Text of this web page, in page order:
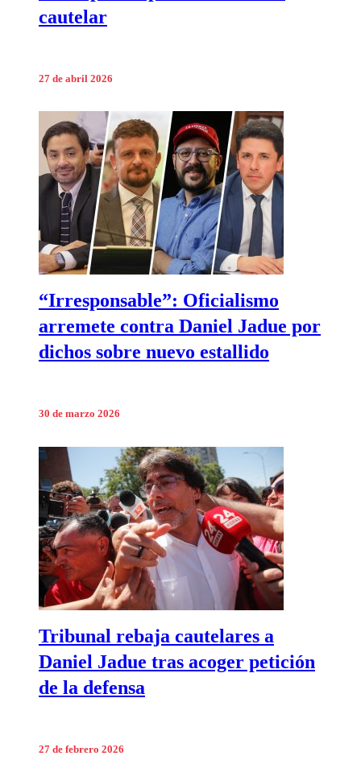
cautelar
27 de abril 2026
“Irresponsable”: Oficialismo
arremete contra Daniel Jadue por
dichos sobre nuevo estallido
30 de marzo 2026
Tribunal rebaja cautelares a
Daniel Jadue tras acoger petición
de la defensa
27 de febrero 2026